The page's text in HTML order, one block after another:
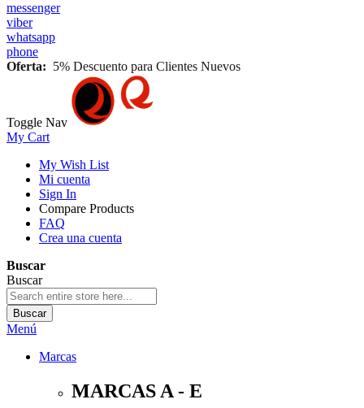
messenger
viber
whatsapp
phone
Oferta: 5% Descuento para Clientes Nuevos
Toggle Nav
My Cart
My Wish List
Mi cuenta
Sign In
Compare Products
FAQ
Crea una cuenta
Buscar
Buscar
Buscar
Menú
Marcas
MARCAS A - E